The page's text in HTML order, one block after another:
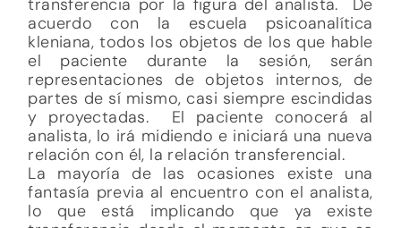
acuerdo con la escuela psicoanalítica
kleniana, todos los objetos de los que hable
el paciente durante la sesión, serán
representaciones de objetos internos, de
partes de sí mismo, casi siempre escindidas
y proyectadas. El paciente conocerá al
analista, lo irá midiendo e iniciará una nueva
relación con él, la relación transferencial.
La mayoría de las ocasiones existe una
fantasía previa al encuentro con el analista,
lo que está implicando que ya existe